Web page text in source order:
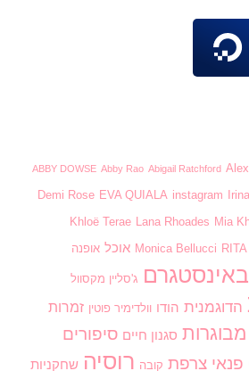
ABBY DOWSE Abby Rao Abigail Ratchford
Demi Rose EVA QUIALA instagram
Khloë Terae
Lana Rhoades Mia
Monica Bellucci אוכל אופנה
באינסטגרם ג'סליין מקסוול
הדוגמנית הודו וולדימיר פוטין זמרות
מבוגרות סגנון חיים סיפורים
פנאי צרפת קובה רוסיה שחקניות